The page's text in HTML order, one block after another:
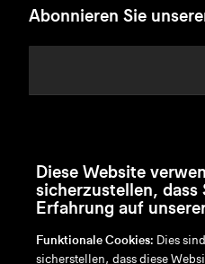
Abonnieren Sie
Diese Website
sicherzustellen, dass
Erfahrung auf
Funktionale Cookies: Dies
sicherstellen, dass diese